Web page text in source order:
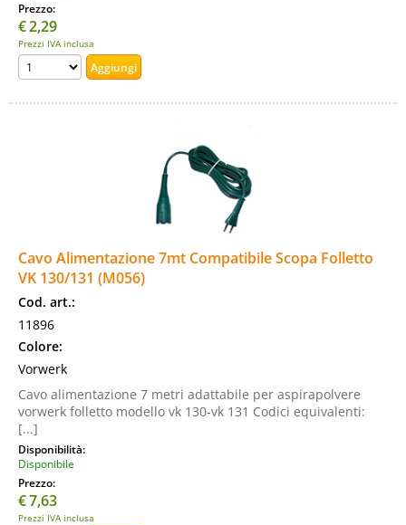
Prezzo:
€2,29
Prezzi IVA inclusa
Cavo Alimentazione 7mt Compatibile Scopa Folletto
VK 130/131 (M056)
Cod. art.:
11896
Colore:
Vorwerk
Cavo alimentazione 7 metri adattabile per aspirapolvere
vorwerk folletto modello vk 130-vk 131 Codici equivalenti:
[...]
Disponibilità:
Disponibile
Prezzo:
€7,63
Prezzi IVA inclusa